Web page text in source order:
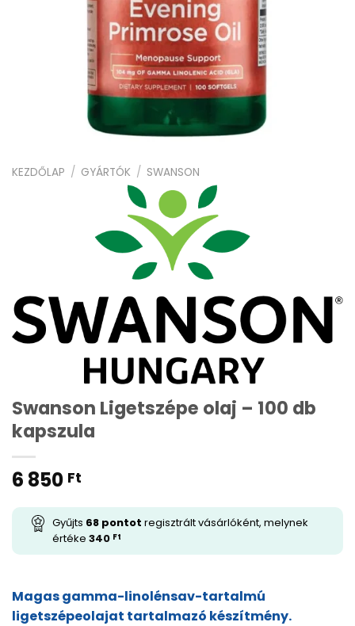
KEZDŐLAP / GYÁRTÓK / SWANSON
Swanson Ligetszépe olaj – 100 db
kapszula
6 850 Ft
Gyűjts 68 pontot regisztrált vásárlóként, melynek
értéke 340 Ft
Magas gamma-linolénsav-tartalmú
ligetszépeolajat tartalmazó készítmény.